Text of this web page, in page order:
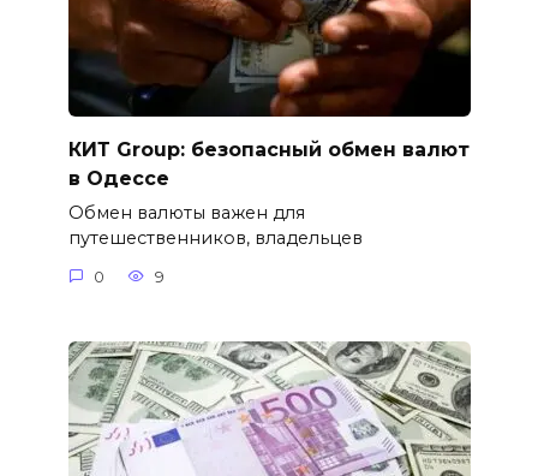
КИТ Group: безопасный обмен валют
в Одессе
Обмен валюты важен для
путешественников, владельцев
0 9